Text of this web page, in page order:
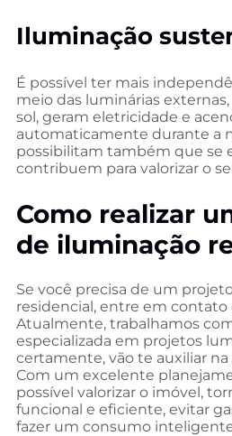
Iluminação
É possível ter mais
meio das luminárias
sol, geram eletricidade e
automaticamente durante a
possibilitam também que se
contribuem para valorizar o
Como realizar
de iluminação
Se você precisa de um
residencial, entre em contato
Atualmente, trabalhamos
especializada em projetos
certamente, vão te auxiliar
Com um excelente
possível valorizar o imóvel,
funcional e eficiente, evitar
fazer um consumo